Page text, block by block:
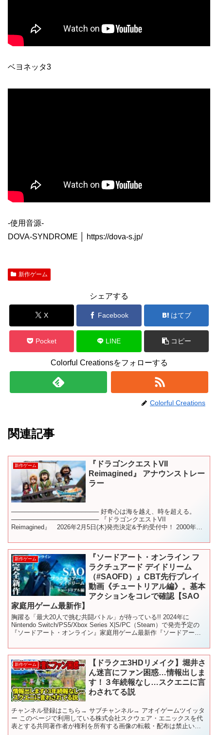
ベヨネッタ3
-使用音源-
DOVA-SYNDROME │ https://dova-s.jp/
新作ゲーム
シェアする
X Facebook はてブ
Pocket LINE コピー
Colorful Creationsをフォローする
Colorful Creations
関連記事
新作ゲーム
『ドラゴンクエストVII
Reimagined』 アナウンストレー
ラー
──────────────────── 好奇心は海を越え、時を超える。
──────────────────── 『ドラゴンクエストVII
Reimagined』 2026年2月5日(木)発売決定&予約受付中！ 2000年に
新作ゲーム
『ソードアート・オンライン フ
ラクチュアード デイドリーム
（#SAOFD）』CBT先行プレイ
動画《チュートリアル編》。基本
アクションをコレで確認【SAO
家庭用ゲーム最新作】
胸躍る「最大20人で挑む共闘バトル」が待っている!! 2024年に
Nintendo Switch/PS5/Xbox Series X|S/PC（Steam）で発売予定の
『ソードアート・オンライン』家庭用ゲーム最新作『ソードアー
新作ゲーム
【ドラクエ3HDリメイク】堀井さ
ん迷言にファン困惑…情報出しま
す！３年続報なし…スクエニに言
わされてる説
チャンネル登録はこちら→ サブチャンネル→ アオイゲームツイッタ
ー このページで利用している株式会社スクウェア・エニックスを代
表とする共同著作者が権利を所有する画像の転載・配布は禁止いた